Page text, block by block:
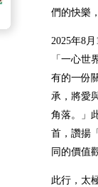
們的快樂
2025年8月
「一心世
有的一份
承，將愛
角落。」
首，讚揚
同的價值
此行，太